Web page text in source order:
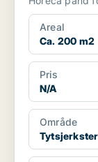
Areal
Ca. 200 m2
Pris
N/A
Område